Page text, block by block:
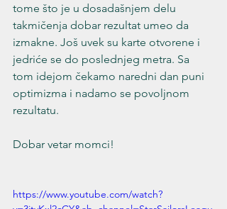
tome što je u dosadašnjem delu
takmičenja dobar rezultat umeo da
izmakne. Još uvek su karte otvorene i
jedriće se do poslednjeg metra. Sa
tom idejom čekamo naredni dan puni
optimizma i nadamo se povoljnom
rezultatu.
Dobar vetar momci!
https://www.youtube.com/watch?